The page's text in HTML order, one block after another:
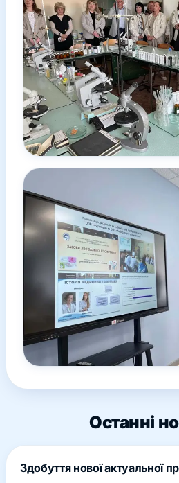
Останні
Здобуття нової актуальної